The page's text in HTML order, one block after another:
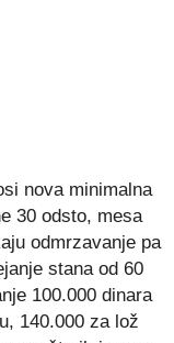
nova minimalna
30 odsto, mesa
odmrzavanje pa
stana od 60
100.000 dinara
140.000 za lož